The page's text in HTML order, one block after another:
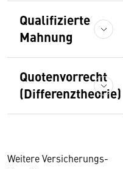
Qualifizierte
Mahnung
Quotenvorrecht
(Differenztheorie)
Weitere Versicherungs-